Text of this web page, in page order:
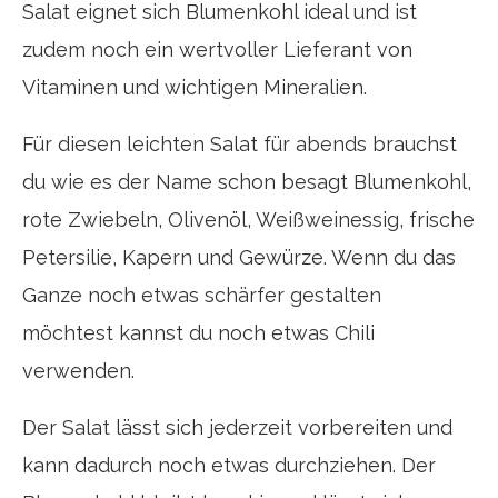
Salat eignet sich Blumenkohl ideal und ist
zudem noch ein wertvoller Lieferant von
Vitaminen und wichtigen Mineralien.
Für diesen leichten Salat für abends brauchst
du wie es der Name schon besagt Blumenkohl,
rote Zwiebeln, Olivenöl, Weißweinessig, frische
Petersilie, Kapern und Gewürze. Wenn du das
Ganze noch etwas schärfer gestalten
möchtest kannst du noch etwas Chili
verwenden.
Der Salat lässt sich jederzeit vorbereiten und
kann dadurch noch etwas durchziehen. Der